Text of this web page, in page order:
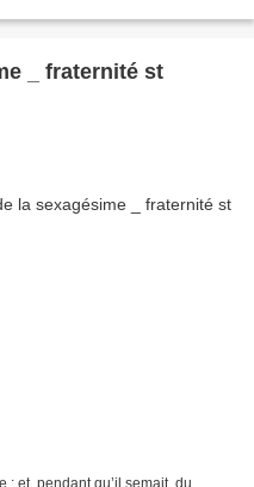
_ fraternité st
; et, pendant qu’il semait, du